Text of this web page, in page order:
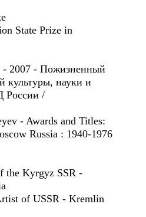
State Prize in
- 2007 - Пожизненный
культуры, науки и
России /
- Awards and Titles:
Russia : 1940-1976
the Kyrgyz SSR -
of USSR - Kremlin